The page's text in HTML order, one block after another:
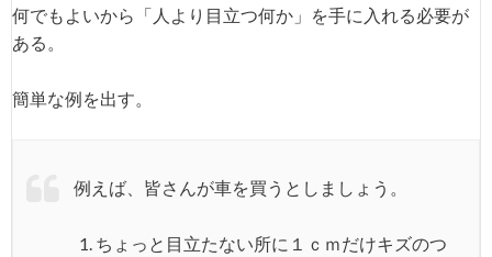
何でもよいから「人より目立つ何か」を手に入れる必要が
ある。
簡単な例を出す。
例えば、皆さんが車を買うとしましょう。
ちょっと目立たない所に１ｃｍだけキズのつ